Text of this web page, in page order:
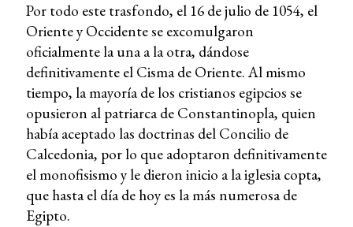
Por todo este trasfondo, el 16 de julio de 1054, el
Oriente y Occidente se excomulgaron
oficialmente la una a la otra, dándose
definitivamente el Cisma de Oriente. Al mismo
tiempo, la mayoría de los cristianos egipcios se
opusieron al patriarca de Constantinopla, quien
había aceptado las doctrinas del Concilio de
Calcedonia, por lo que adoptaron definitivamente
el monofisismo y le dieron inicio a la iglesia copta,
que hasta el día de hoy es la más numerosa de
Egipto.